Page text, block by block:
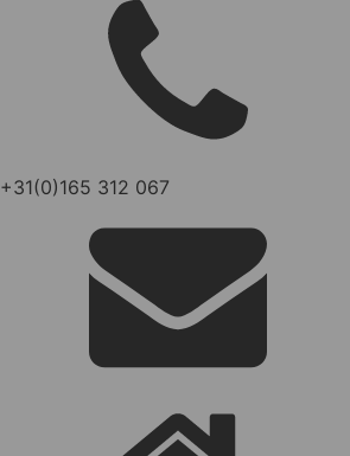
+31(0)165 312 067